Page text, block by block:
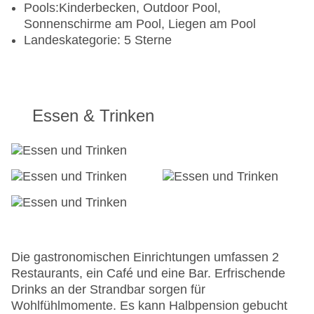
Pools:Kinderbecken, Outdoor Pool,
Sonnenschirme am Pool, Liegen am Pool
Landeskategorie: 5 Sterne
Essen & Trinken
Die gastronomischen Einrichtungen umfassen 2
Restaurants, ein Café und eine Bar. Erfrischende
Drinks an der Strandbar sorgen für
Wohlfühlmomente. Es kann Halbpension gebucht